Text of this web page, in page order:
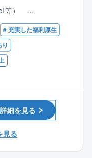
東京証券取引
ケアホールディ
理報告書の作成
告に関する資料を
の作成サポート
トやシステムがあ
さい！）
の確認や、建物の
等）
客折衝経験がある
関係を築ける方
# 充実した福利厚生
詳細を見る
見る